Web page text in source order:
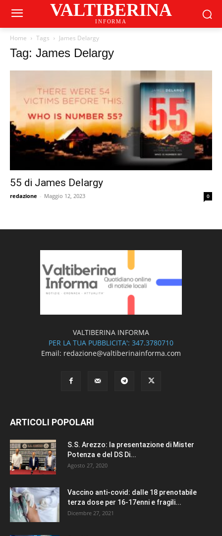
VALTIBERINA
INFORMA
Home Tags James Delargy
Tag: James Delargy
55 di James Delargy
redazione - Maggio 12, 2023 0
VALTIBERINA INFORMA
PER LA TUA PUBBLICITA': 347.3780710
Email: redazione@valtiberinainforma.com
ARTICOLI POPOLARI
S.S. Arezzo: la presentazione di Mister
Potenza e del DS Di...
Agosto 27, 2020
Vaccino anti-covid: dalle 18 prenotabile
terza dose per 16-17enni e fragili...
Dicembre 27, 2021